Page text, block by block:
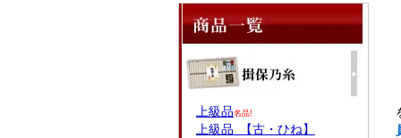
上級品名品!
上級品 【古・ひね】